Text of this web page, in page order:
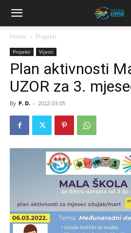
Home Projekti
Projekti Vijesti
Plan aktivnosti
UZOR za 3.
By P. D. - 2022-03-05